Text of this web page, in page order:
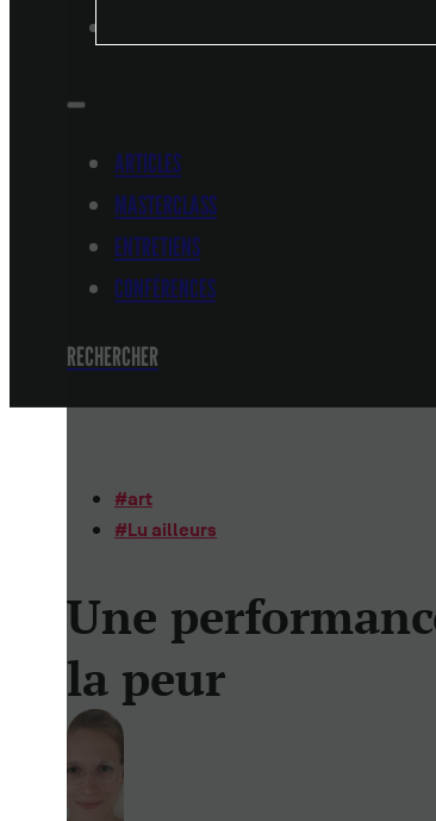
ARTICLES
MASTERCLASS
ENTRETIENS
CONFÉRENCES
RECHERCHER
#art
#Lu ailleurs
Une
la peur